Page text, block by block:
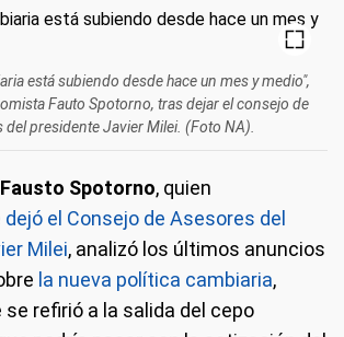
está subiendo desde hace un mes y medio",
Fauto Spotorno, tras dejar el consejo de
del presidente Javier Milei. (Foto NA).
Fausto Spotorno, quien
dejó el Consejo de Asesores del
Milei, analizó los últimos anuncios
la nueva política cambiaria,
refirió a la salida del cepo